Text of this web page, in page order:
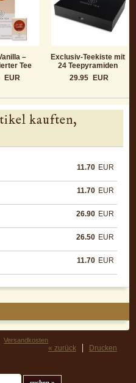
–
Tee
EUR
Exclusiv-Teekiste mit
24 Teepyramiden
29.95
EUR
kauften,
11.70 EUR
11.70 EUR
26.90 EUR
26.50 EUR
11.70 EUR
Versandkosten
Drucken
« zurück